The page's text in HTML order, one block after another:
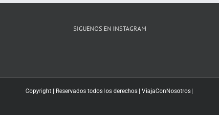
SIGUENOS EN INSTAGRAM
Copyright | Reservados todos los derechos | ViajaConNosotros